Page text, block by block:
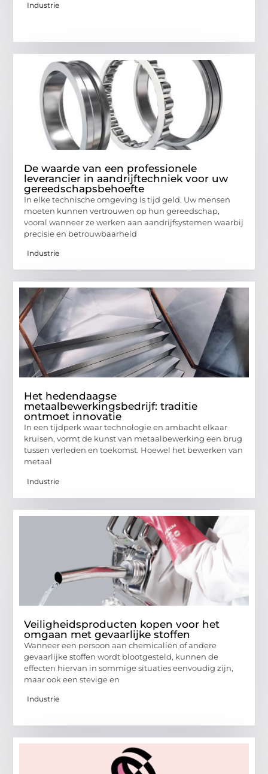
Industrie
De waarde van een professionele
leverancier in aandrijftechniek voor uw
gereedschapsbehoefte
In elke technische omgeving is tijd geld. Uw mensen
moeten kunnen vertrouwen op hun gereedschap,
vooral wanneer ze werken aan aandrijfsystemen waarbij
precisie en betrouwbaarheid
Industrie
Het hedendaagse
metaalbewerkingsbedrijf: traditie
ontmoet innovatie
In een tijdperk waar technologie en ambacht elkaar
kruisen, vormt de kunst van metaalbewerking een brug
tussen verleden en toekomst. Hoewel het bewerken van
metaal
Industrie
Veiligheidsproducten kopen voor het
omgaan met gevaarlijke stoffen
Wanneer een persoon aan chemicaliën of andere
gevaarlijke stoffen wordt blootgesteld, kunnen de
effecten hiervan in sommige situaties eenvoudig zijn,
maar ook een stevige en
Industrie